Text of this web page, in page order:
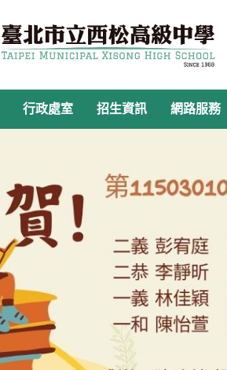
行政處室 招生資訊 網路服務